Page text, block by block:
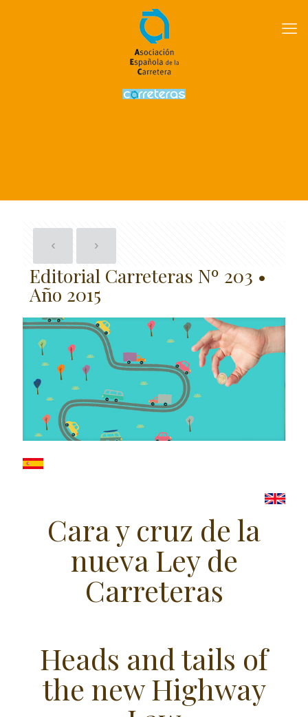
Editorial Carreteras Nº 203 •
Año 2015
Cara y cruz de la
nueva Ley de
Carreteras
Heads and tails of
the new Highway